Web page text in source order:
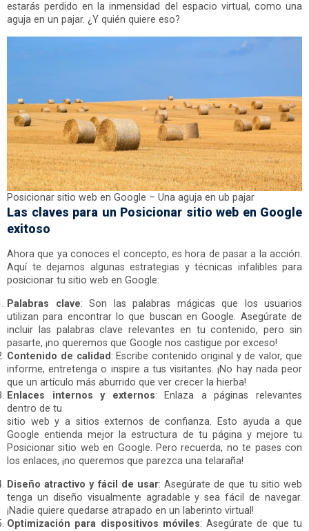
estarás perdido en la inmensidad del espacio virtual, como una
aguja en un pajar. ¿Y quién quiere eso?
Posicionar sitio web en Google – Una aguja en ub pajar
Las claves para un Posicionar sitio web en Google
exitoso
Ahora que ya conoces el concepto, es hora de pasar a la acción.
Aquí te dejamos algunas estrategias y técnicas infalibles para
posicionar tu sitio web en Google:
Palabras clave: Son las palabras mágicas que los usuarios
utilizan para encontrar lo que buscan en Google. Asegúrate de
incluir las palabras clave relevantes en tu contenido, pero sin
pasarte, ¡no queremos que Google nos castigue por exceso!
Contenido de calidad : Escribe contenido original y de valor, que
informe, entretenga o inspire a tus visitantes. ¡No hay nada peor
que un artículo más aburrido que ver crecer la hierba!
Enlaces internos y externos: Enlaza a páginas relevantes
dentro de tu
sitio web y a sitios externos de confianza. Esto ayuda a que
Google entienda mejor la estructura de tu página y mejore tu
Posicionar sitio web en Google. Pero recuerda, no te pases con
los enlaces, ¡no queremos que parezca una telaraña!
Diseño atractivo y fácil de usar: Asegúrate de que tu sitio web
tenga un diseño visualmente agradable y sea fácil de navegar.
¡Nadie quiere quedarse atrapado en un laberinto virtual!
Optimización para dispositivos móviles: Asegúrate de que tu